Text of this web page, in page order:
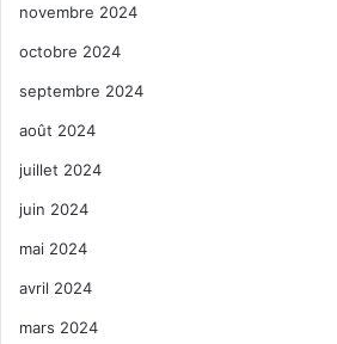
novembre 2024
octobre 2024
septembre 2024
août 2024
juillet 2024
juin 2024
mai 2024
avril 2024
mars 2024